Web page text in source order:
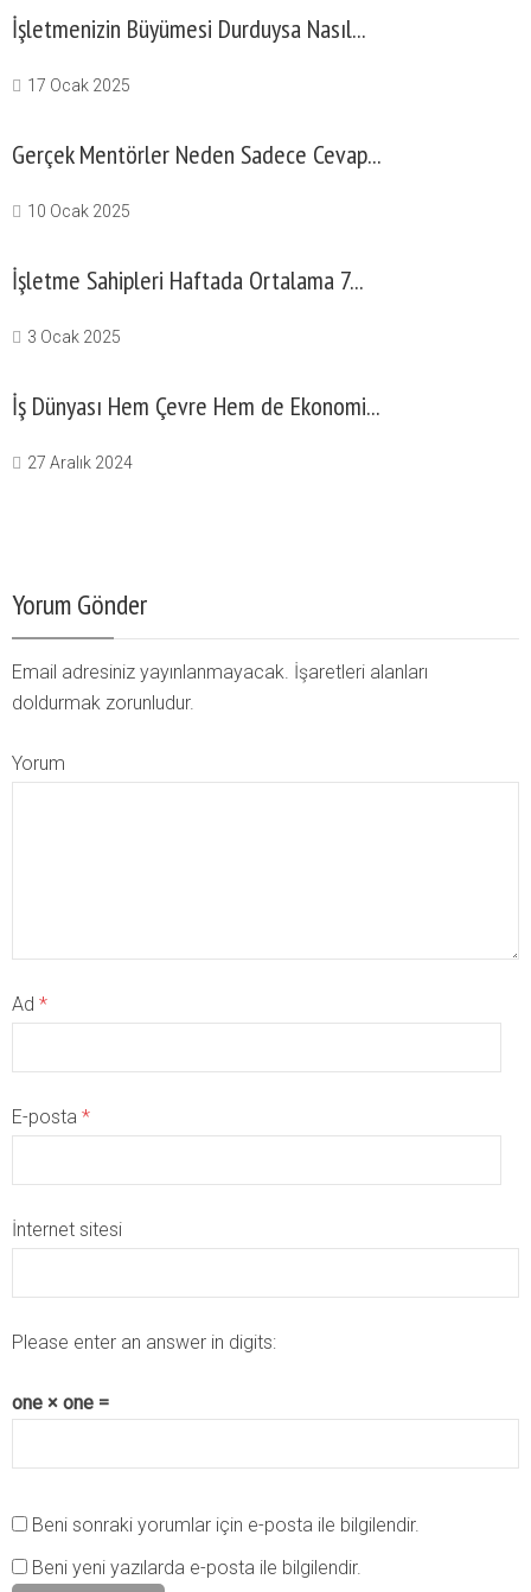
İşletmenizin Büyümesi Durduysa Nasıl...
17 Ocak 2025
Gerçek Mentörler Neden Sadece Cevap...
10 Ocak 2025
İşletme Sahipleri Haftada Ortalama 7...
3 Ocak 2025
İş Dünyası Hem Çevre Hem de Ekonomi...
27 Aralık 2024
Yorum Gönder
Email adresiniz yayınlanmayacak. İşaretleri alanları
doldurmak zorunludur.
Yorum
Ad *
E-posta *
İnternet sitesi
Please enter an answer in digits:
one × one =
Beni sonraki yorumlar için e-posta ile bilgilendir.
Beni yeni yazılarda e-posta ile bilgilendir.